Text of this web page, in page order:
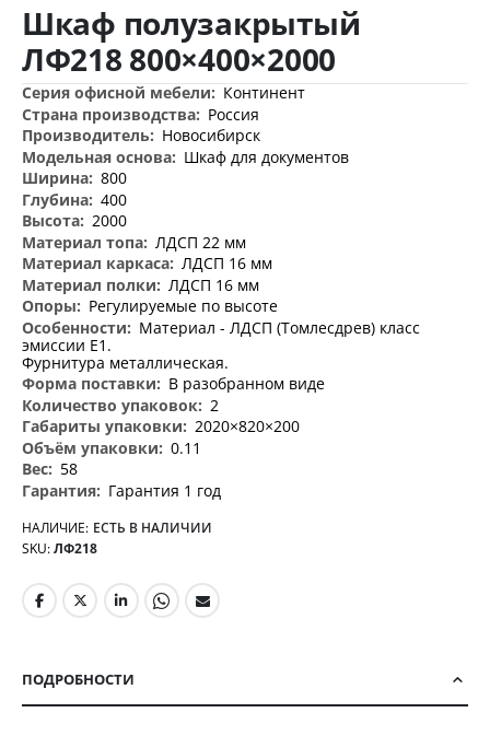
началу
изображений
Шкаф полузакрытый
ЛФ218 800×400×2000
Дополнительная
информация
Континент
Россия
Новосибирск
Шкаф для документов
800
400
2000
ЛДСП 22 мм
ЛДСП 16 мм
ЛДСП 16 мм
Регулируемые по высоте
Материал - ЛДСП (Томлесдрев) класс
эмиссии Е1.
Фурнитура металлическая.
В разобранном виде
2
2020×820×200
0.11
58
Гарантия 1 год
НАЛИЧИЕ: ЕСТЬ В НАЛИЧИИ
SKU ЛФ218
ПОДРОБНОСТИ